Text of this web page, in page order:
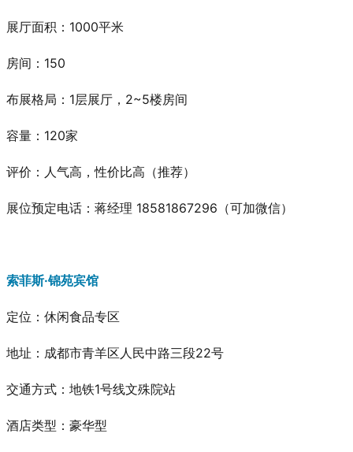
展厅面积：1000平米
房间：150
布展格局：1层展厅，2~5楼房间
容量：120家
评价：人气高，性价比高 （推荐）
展位预定电话：蒋经理 18581867296（可加微信）
索菲斯·锦苑宾馆
定位：休闲食品专区
地址：成都市青羊区人民中路三段22号
交通方式：地铁1号线文殊院站
酒店类型：豪华型